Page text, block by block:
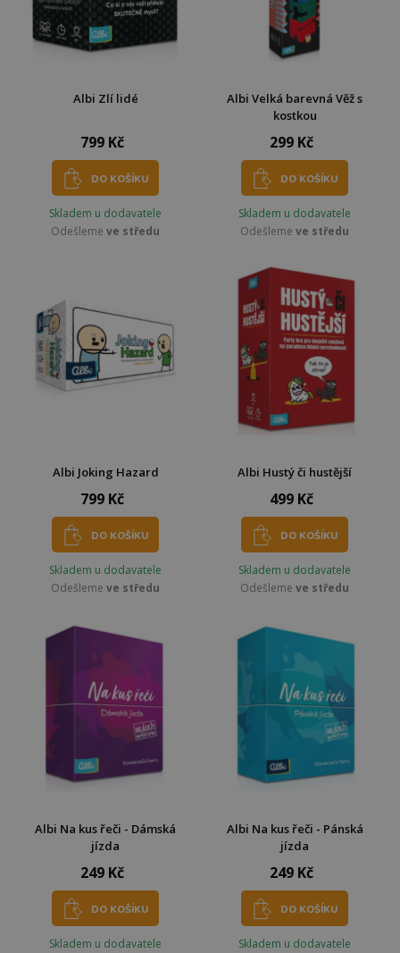
Albi Zlí lidé
799 Kč
DO KOŠÍKU
Skladem u dodavatele
Odešleme ve středu
Albi Velká barevná Věž s
kostkou
299 Kč
DO KOŠÍKU
Skladem u dodavatele
Odešleme ve středu
Albi Joking Hazard
799 Kč
DO KOŠÍKU
Skladem u dodavatele
Odešleme ve středu
Albi Hustý či hustější
499 Kč
DO KOŠÍKU
Skladem u dodavatele
Odešleme ve středu
Albi Na kus řeči - Dámská
jízda
249 Kč
DO KOŠÍKU
Skladem u dodavatele
Albi Na kus řeči - Pánská
jízda
249 Kč
DO KOŠÍKU
Skladem u dodavatele